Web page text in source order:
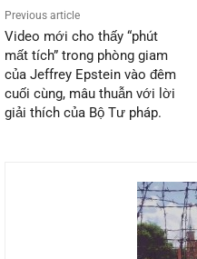
Previous article
Video mới cho thấy “phút
mất tích” trong phòng giam
của Jeffrey Epstein vào đêm
cuối cùng, mâu thuẫn với lời
giải thích của Bộ Tư pháp.